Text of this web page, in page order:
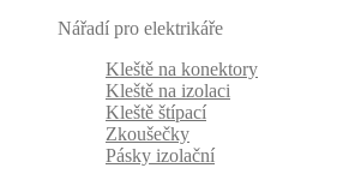
Nářadí pro elektrikáře
Kleště na konektory
Kleště na izolaci
Kleště štípací
Zkoušečky
Pásky izolační